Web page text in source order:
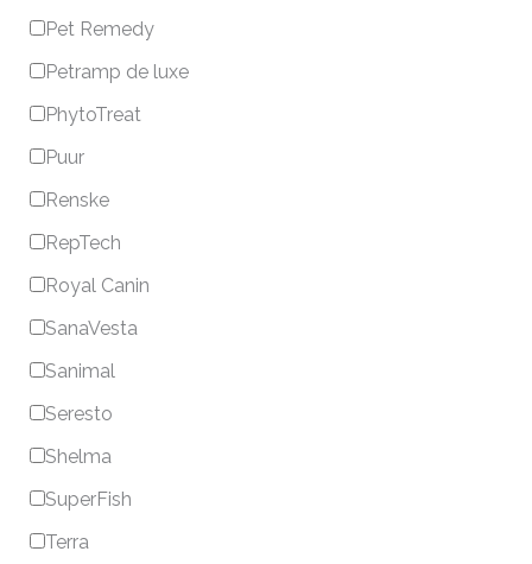
Pet Remedy
Petramp de luxe
PhytoTreat
Puur
Renske
RepTech
Royal Canin
SanaVesta
Sanimal
Seresto
Shelma
SuperFish
Terra